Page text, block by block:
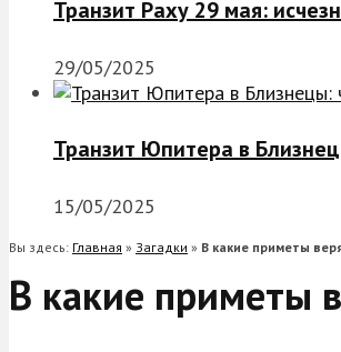
Транзит Раху 29 мая:
29/05/2025
Транзит Юпитера в
15/05/2025
Вы здесь: Главная » Загадки » В какие приметы
В какие приметы